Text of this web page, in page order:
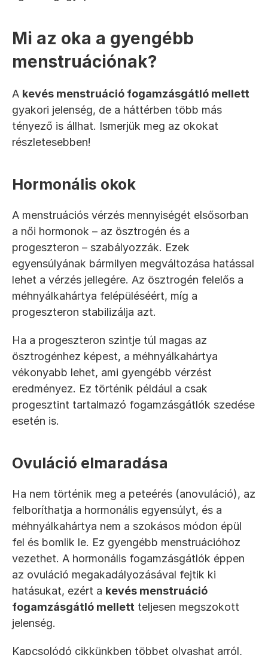
Mi az oka a gyengébb
menstruációnak?
A kevés menstruáció fogamzásgátló mellett
gyakori jelenség, de a háttérben több más
tényező is állhat. Ismerjük meg az okokat
részletesebben!
Hormonális okok
A menstruációs vérzés mennyiségét elsősorban
a női hormonok – az ösztrogén és a
progeszteron – szabályozzák. Ezek
egyensúlyának bármilyen megváltozása hatással
lehet a vérzés jellegére. Az ösztrogén felelős a
méhnyálkahártya felépüléséért, míg a
progeszteron stabilizálja azt.
Ha a progeszteron szintje túl magas az
ösztrogénhez képest, a méhnyálkahártya
vékonyabb lehet, ami gyengébb vérzést
eredményez. Ez történik például a csak
progesztint tartalmazó fogamzásgátlók szedése
esetén is.
Ovuláció elmaradása
Ha nem történik meg a peteérés (anovuláció), az
felboríthatja a hormonális egyensúlyt, és a
méhnyálkahártya nem a szokásos módon épül
fel és bomlik le. Ez gyengébb menstruációhoz
vezethet. A hormonális fogamzásgátlók éppen
az ovuláció megakadályozásával fejtik ki
hatásukat, ezért a kevés menstruáció
fogamzásgátló mellett teljesen megszokott
jelenség.